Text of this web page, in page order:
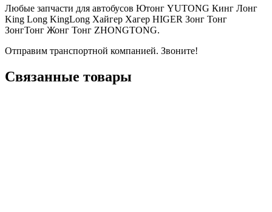
Любые запчасти для автобусов Ютонг YUTONG Кинг Лонг
King Long KingLong Хайгер Хагер HIGER Зонг Тонг
ЗонгТонг Жонг Тонг ZHONGTONG.
Отправим транспортной компанией. Звоните!
Связанные товары